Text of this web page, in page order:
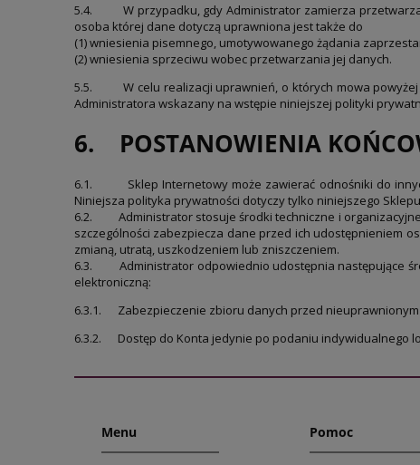
5.4.
W przypadku, gdy Administrator zamierza
osoba której dane dotyczą uprawniona jest także do
(1) wniesienia pisemnego, umotywowanego żądania
(2) wniesienia sprzeciwu wobec przetwarzania jej danych.
5.5.
W celu realizacji uprawnień, o których mowa
Administratora wskazany na wstępie niniejszej polityki
6. POSTANOWIENIA
6.1.
Sklep Internetowy może zawierać odnośniki do
Niniejsza polityka prywatności dotyczy tylko niniejszego
6.2.
Administrator stosuje środki techniczne i
szczególności zabezpiecza dane przed ich udostępnieniem
zmianą, utratą, uszkodzeniem lub zniszczeniem.
6.3.
Administrator odpowiednio udostępnia następujące
elektroniczną:
6.3.1. Zabezpieczenie zbioru danych przed nieuprawnionym
6.3.2. Dostęp do Konta jedynie po podaniu indywidualnego
Menu Pomoc